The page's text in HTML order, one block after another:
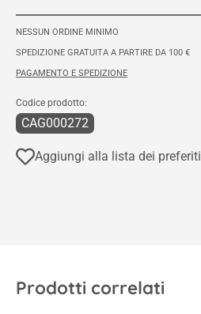
NESSUN ORDINE MINIMO
SPEDIZIONE GRATUITA A PARTIRE DA 100 €
PAGAMENTO E SPEDIZIONE
Codice prodotto:
CAG000272
Aggiungi alla lista dei preferiti
Prodotti correlati